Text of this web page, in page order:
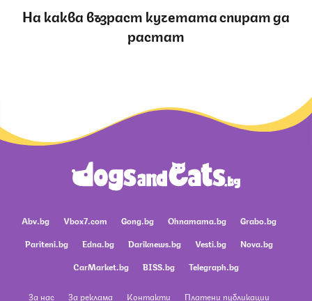
На каква възраст кучетата спират да
растат
Abv.bg Vbox7.com Gong.bg Ohnamama.bg
Grabo.bg
Pariteni.bg
Edna.bg Dariknews.bg Vesti.bg
Nova.bg
CarMarket.bg
BISS.bg Telegraph.bg
За нас За реклама Контакти Платени публикации